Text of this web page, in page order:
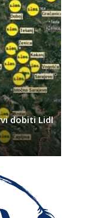
dobiti Lidl